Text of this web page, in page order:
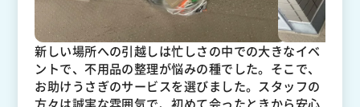
新しい場所への引越しは忙しさの中での大きなイベ
ントで、不用品の整理が悩みの種でした。そこで、
お助けうさぎのサービスを選びました。スタッフの